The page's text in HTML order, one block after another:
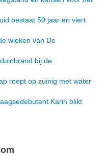
bestaat 50 jaar en viert
wieken van De
bij de
roept op zuinig met water
Karin blikt